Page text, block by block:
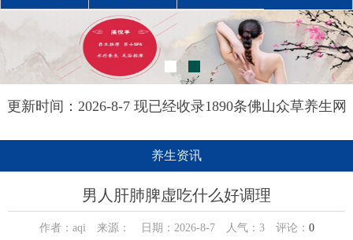
更新时间：2026-8-7 现已经收录1890条佛山众草养生网
养生资讯
男人肝肺脾虚吃什么好调理
作者：aqi 来源： 日期：2026-8-7 人气： 3评论： 0